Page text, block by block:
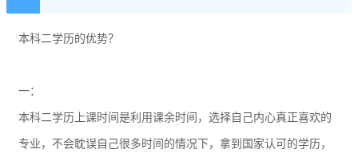
本科二学历的优势？
一：
本科二学历上课时间是利用课余时间，选择自己内心真正喜欢的
专业，不会耽误自己很多时间的情况下，拿到国家认可的学历，